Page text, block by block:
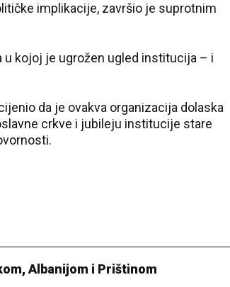
implikacije, završio je suprotnim
kojoj je ugrožen ugled institucija – i
da je ovakva organizacija dolaska
crkve i jubileju institucije stare
Albanijom i Prištinom